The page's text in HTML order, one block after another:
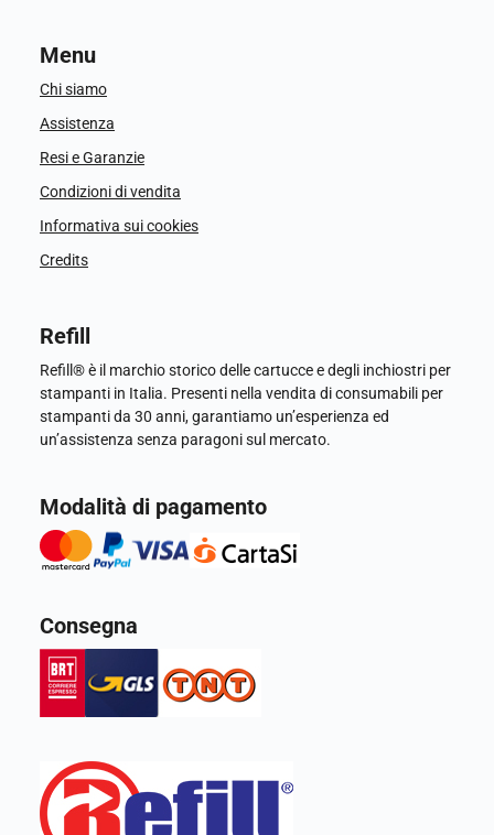
Menu
Chi siamo
Assistenza
Resi e Garanzie
Condizioni di vendita
Informativa sui cookies
Credits
Refill
Refill® è il marchio storico delle cartucce e degli inchiostri per
stampanti in Italia. Presenti nella vendita di consumabili per
stampanti da 30 anni, garantiamo un’esperienza ed
un’assistenza senza paragoni sul mercato.
Modalità di pagamento
Consegna